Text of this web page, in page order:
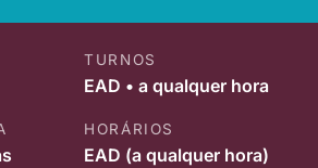
TURNOS
EAD • a qualquer hora
HORÁRIOS
EAD (a qualquer hora)